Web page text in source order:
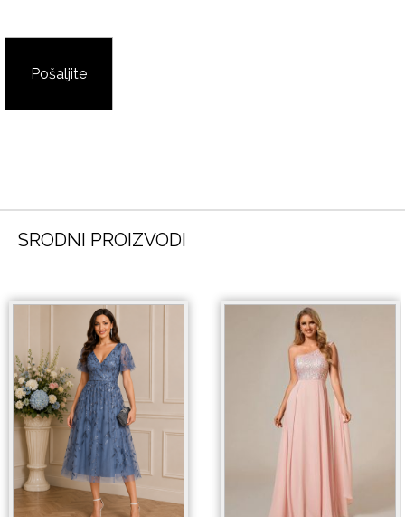
SRODNI PROIZVODI